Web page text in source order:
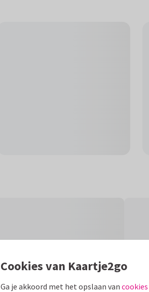
Cookies van Kaartje2go
Ga je akkoord met het opslaan van cookies